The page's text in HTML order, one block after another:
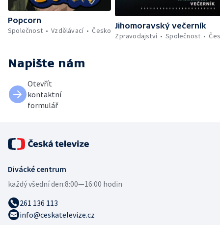
Popcorn
Společnost
Vzdělávací Česko
Jihomoravský večerník
Zpravodajství
Společnost
Napište nám
Otevřít
kontaktní
formulář
Divácké centrum
každý všední den:8:00—16:00 hodin
261 136 113
info@ceskatelevize.cz